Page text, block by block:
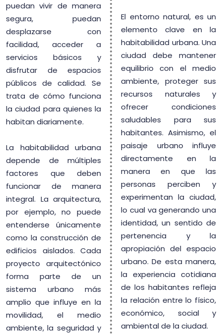
puedan vivir de manera
segura, puedan
desplazarse con
facilidad, acceder a
servicios básicos y
disfrutar de espacios
públicos de calidad. Se
trata de cómo funciona
la ciudad para quienes la
habitan diariamente.
La habitabilidad urbana
depende de múltiples
factores que deben
funcionar de manera
integral. La arquitectura,
por ejemplo, no puede
entenderse únicamente
como la construcción de
edificios aislados. Cada
proyecto arquitectónico
forma parte de un
sistema urbano más
amplio que influye en la
movilidad, el medio
ambiente, la seguridad y
El entorno natural, es un
elemento clave en la
habitabilidad urbana. Una
ciudad debe mantener
equilibrio con el medio
ambiente, proteger sus
recursos naturales y
ofrecer condiciones
saludables para sus
habitantes. Asimismo, el
paisaje urbano influye
directamente en la
manera en que las
personas perciben y
experimentan la ciudad,
lo cual va generando una
identidad, un sentido de
pertenencia y la
apropiación del espacio
urbano. De esta manera,
la experiencia cotidiana
de los habitantes refleja
la relación entre lo físico,
económico, social y
ambiental de la ciudad.